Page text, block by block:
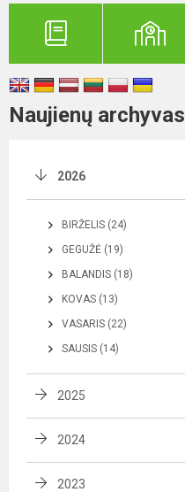
Naujienų archyvas
2026
BIRŽELIS (24)
GEGUŽĖ (19)
BALANDIS (18)
KOVAS (13)
VASARIS (22)
SAUSIS (14)
2025
2024
2023